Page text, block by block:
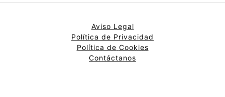
Aviso Legal
Política de Privacidad
Política de Cookies
Contáctanos